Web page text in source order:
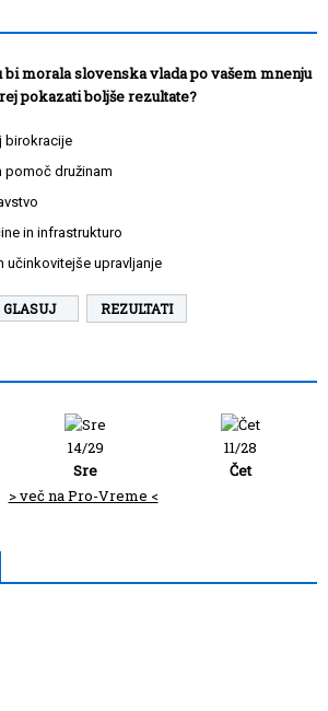
morala slovenska vlada po vašem mnenju
pokazati boljše rezultate?
birokracije
pomoč družinam
in infrastrukturo
učinkovitejše upravljanje
REZULTATI
14/29
Sre
11/28
Čet
> več na Pro-Vreme <